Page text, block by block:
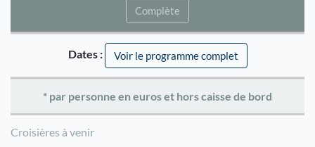
Croisières à venir
Complète
Dates : Voir le programme complet
* par personne en euros et hors caisse de bord